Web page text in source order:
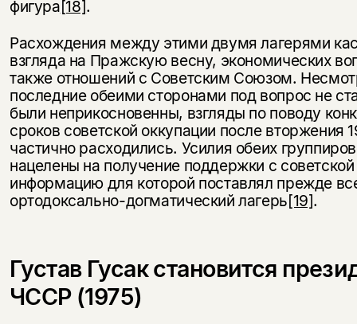
фигура[18].
Расхождения между этими двумя лагерями
взгляда на Пражскую весну, экономических
также отношений с Советским Союзом.
последние обеими сторонами под вопрос не
были неприкосновенны, взгляды по поводу
сроков советской оккупации после вторжения
частично расходились. Усилия обеих
нацелены на получение поддержки с
информацию для которой поставлял прежде
ортодоксально-догматический лагерь[19].
Густав Гусак становится
ЧССР (1975)